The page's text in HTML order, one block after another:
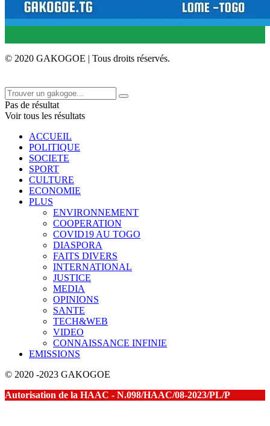
© 2020 GAKOGOE | Tous droits réservés.
Pas de résultat
Voir tous les résultats
ACCUEIL
POLITIQUE
SOCIETE
SPORT
CULTURE
ECONOMIE
PLUS
ENVIRONNEMENT
COOPERATION
COVID19 AU TOGO
DIASPORA
FAITS DIVERS
INTERNATIONAL
JUSTICE
MEDIA
OPINIONS
SANTE
TECH&WEB
VIDEO
CONNAISSANCE INFINIE
EMISSIONS
© 2020 -2023 GAKOGOE
Autorisation de la HAAC - N.098/HAAC/08-2023/PL/P